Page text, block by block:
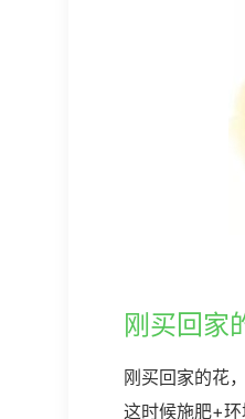
刚买回家
刚买回家的花
这时候施肥+环